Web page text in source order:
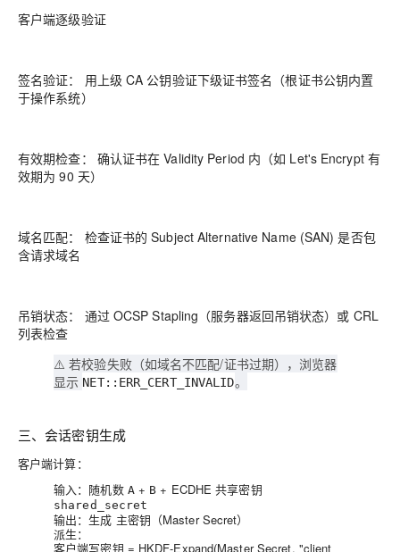
客户端逐级验证
签名验证： 用上级 CA 公钥验证下级证书签名（根证书公钥内置
于操作系统）
有效期检查： 确认证书在 Validity Period 内（如 Let's Encrypt 有
效期为 90 天）
域名匹配： 检查证书的 Subject Alternative Name (SAN) 是否包
含请求域名
吊销状态： 通过 OCSP Stapling（服务器返回吊销状态）或 CRL
列表检查
⚠️ 若校验失败（如域名不匹配/证书过期），浏览器
显示 NET::ERR_CERT_INVALID。
三、会话密钥生成
客户端计算：
输入：随机数 A+ B + ECDHE 共享密钥
shared_secret
输出：生成 主密钥（Master Secret）
派生：
客户端写密钥 = HKDF-Expand(Master Secret, "client